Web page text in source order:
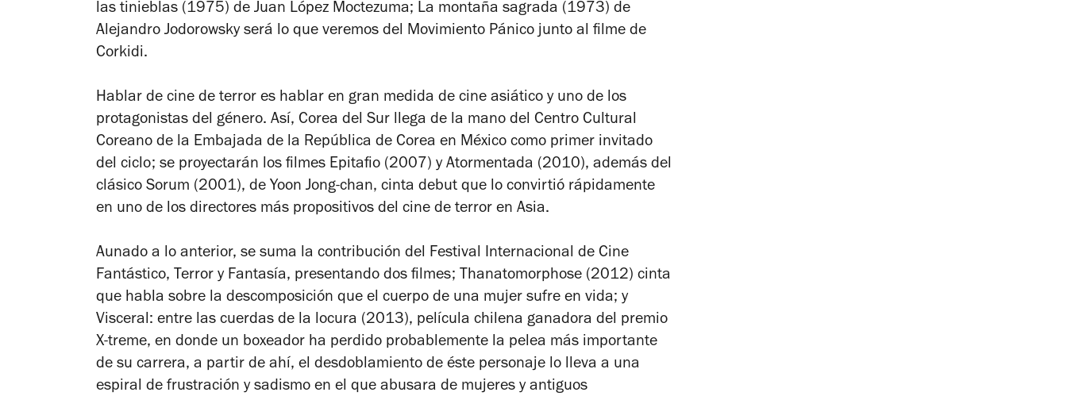
las tinieblas (1975) de Juan López Moctezuma; La montaña sagrada (1973) de
Alejandro Jodorowsky será lo que veremos del Movimiento Pánico junto al filme de
Corkidi.
Hablar de cine de terror es hablar en gran medida de cine asiático y uno de los
protagonistas del género. Así, Corea del Sur llega de la mano del Centro Cultural
Coreano de la Embajada de la República de Corea en México como primer invitado
del ciclo; se proyectarán los filmes Epitafio (2007) yAtormentada (2010), además del
clásico Sorum (2001), de Yoon Jong-chan, cinta debut que lo convirtió rápidamente
en uno de los directores más propositivos del cine de terror en Asia.
Aunado a lo anterior, se suma la contribución del Festival Internacional de Cine
Fantástico, Terror y Fantasía, presentando dos filmes; Thanatomorphose (2012) cinta
que habla sobre la descomposición que el cuerpo de una mujer sufre en vida; y
Visceral: entre las cuerdas de la locura (2013), película chilena ganadora del premio
X-treme, en donde un boxeador ha perdido probablemente la pelea más importante
de su carrera, a partir de ahí, el desdoblamiento de éste personaje lo lleva a una
espiral de frustración y sadismo en el que abusara de mujeres y antiguos